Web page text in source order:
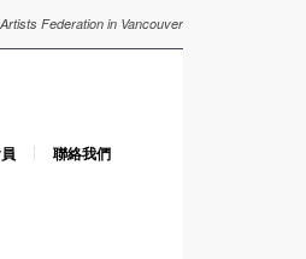
Federation in Vancouver
聯絡我們